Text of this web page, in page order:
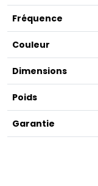
Fréquence
Couleur
Dimensions
Poids
Garantie